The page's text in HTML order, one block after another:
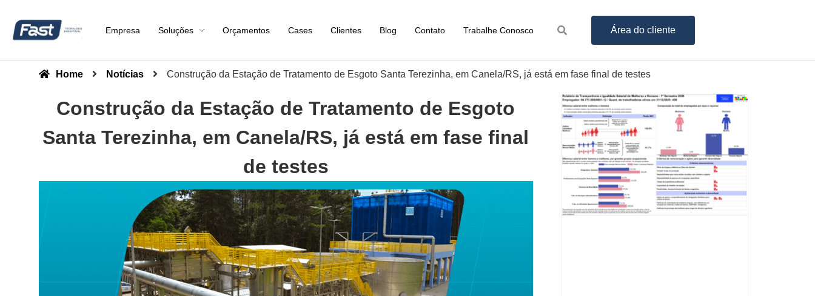
Empresa Soluções Orçamentos Cases Clientes Blog Contato Trabalhe Conosco Área do cliente
Home Notícias Construção da Estação de Tratamento de Esgoto Santa Terezinha, em Canela/RS, já está em fase final de testes
Construção da Estação de Tratamento de Esgoto
Santa Terezinha, em Canela/RS, já está em fase final
de testes